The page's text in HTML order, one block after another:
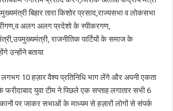
बिहार तारा किशोर प्रसाद,राज्यसभा व लोकसभा
अलग अलग प्रदेशो के स्पीकरगण,
राजनीतिक पार्टियों के समाज के
उन्होंने बताया
लगभग 10 हज़ार वैश्य प्रतिनिधि भाग लेंगे और अपनी एकता
फरीदाबाद युवा टीम ने पिछले एक सप्ताह लगातार सभी 6
पर जाकर सभाओं के माध्यम से हज़ारों लोगों से संपर्क